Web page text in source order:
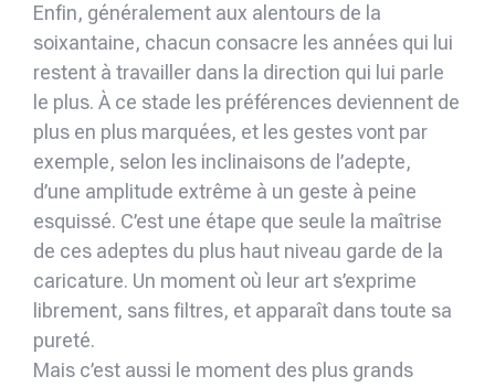
Enfin, généralement aux alentours de la
soixantaine, chacun consacre les années qui lui
restent à travailler dans la direction qui lui parle
le plus. À ce stade les préférences deviennent de
plus en plus marquées, et les gestes vont par
exemple, selon les inclinaisons de l’adepte,
d’une amplitude extrême à un geste à peine
esquissé. C’est une étape que seule la maîtrise
de ces adeptes du plus haut niveau garde de la
caricature. Un moment où leur art s’exprime
librement, sans filtres, et apparaît dans toute sa
pureté.
Mais c’est aussi le moment des plus grands